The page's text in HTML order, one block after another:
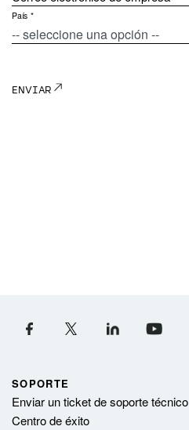
SOPORTE
Enviar un ticket de soporte técnico
Centro de éxito